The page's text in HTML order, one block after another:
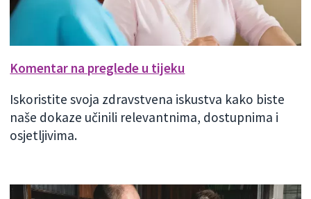
Komentar na preglede u tijeku
Iskoristite svoja zdravstvena iskustva kako biste
naše dokaze učinili relevantnima, dostupnima i
osjetljivima.